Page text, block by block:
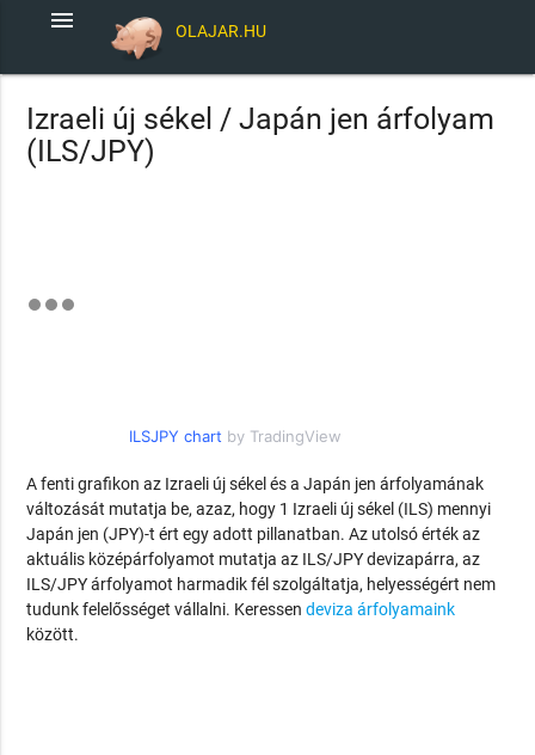
OLAJAR.HU
menu
Izraeli új sékel / Japán jen árfolyam
(ILS/JPY)
ILSJPY chart by TradingView
A fenti grafikon az Izraeli új sékel és a Japán jen árfolyamának
változását mutatja be, azaz, hogy 1 Izraeli új sékel (ILS) mennyi
Japán jen (JPY)-t ért egy adott pillanatban. Az utolsó érték az
aktuális középárfolyamot mutatja az ILS/JPY devizapárra, az
ILS/JPY árfolyamot harmadik fél szolgáltatja, helyességért nem
tudunk felelősséget vállalni. Keressendeviza árfolyamaink
között.